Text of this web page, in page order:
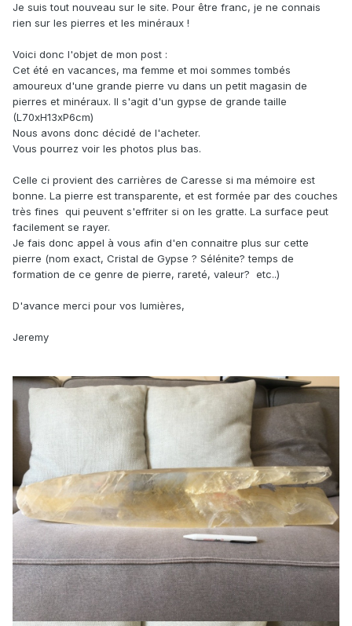
Je suis tout nouveau sur le site. Pour être franc, je ne connais
rien sur les pierres et les minéraux !
Voici donc l'objet de mon post :
Cet été en vacances, ma femme et moi sommes tombés
amoureux d'une grande pierre vu dans un petit magasin de
pierres et minéraux. Il s'agit d'un gypse de grande taille
(L70xH13xP6cm)
Nous avons donc décidé de l'acheter.
Vous pourrez voir les photos plus bas.
Celle ci provient des carrières de Caresse si ma mémoire est
bonne. La pierre est transparente, et est formée par des couches
très fines qui peuvent s'effriter si on les gratte. La surface peut
facilement se rayer.
Je fais donc appel à vous afin d'en connaitre plus sur cette
pierre (nom exact, Cristal de Gypse ? Sélénite? temps de
formation de ce genre de pierre, rareté, valeur? etc..)
D'avance merci pour vos lumières,
Jeremy